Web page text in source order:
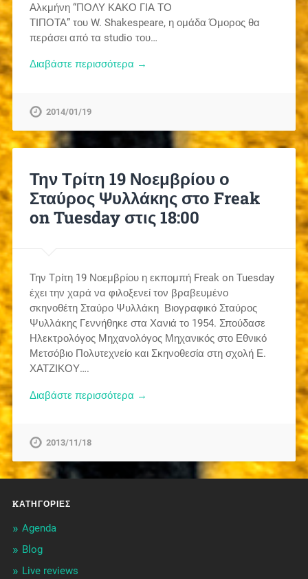
Αλκμήνη “ΠΟΛΥ ΚΑΚΟ ΓΙΑ ΤΟ
ΤΙΠΟΤΑ” του W. Shakespeare, η ομάδα Όμορος θα
περάσει από τα studio του…
Διαβάστε περισσότερα →
2014/01/19
Την Τρίτη 19 Νοεμβρίου ο
Σταύρος Ψυλλάκης στο Freak
on Tuesday στις 18:00
Την Τρίτη 19 Νοεμβρίου η εκπομπή Freak on Tuesday
έχει την χαρά να φιλοξενεί τον βραβευμένο
σκηνοθέτη Σταύρο Ψυλλάκη Βιογραφικό Σταύρος
Ψυλλάκης Γεννήθηκε στα Χανιά το 1954. Σπούδασε
Ηλεκτρολόγος Μηχανολόγος Μηχανικός στο Εθνικό
Μετσόβιο Πολυτεχνείο και Σκηνοθεσία στη σχολή Ε.
ΧΑΤΖΙΚΟΥ….
Διαβάστε περισσότερα →
2013/11/18
KΑΤΗΓΟΡΊΕΣ
Agenda
Blog
Live reviews